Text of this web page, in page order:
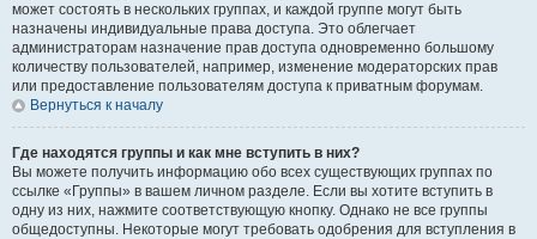
может состоять в нескольких группах, и каждой группе могут быть
назначены индивидуальные права доступа. Это облегчает
администраторам назначение прав доступа одновременно большому
количеству пользователей, например, изменение модераторских прав
или предоставление пользователям доступа к приватным форумам.
Вернуться к началу
Где находятся группы и как мне вступить в них?
Вы можете получить информацию обо всех существующих группах по
ссылке «Группы» в вашем личном разделе. Если вы хотите вступить в
одну из них, нажмите соответствующую кнопку. Однако не все группы
общедоступны. Некоторые могут требовать одобрения для вступления в